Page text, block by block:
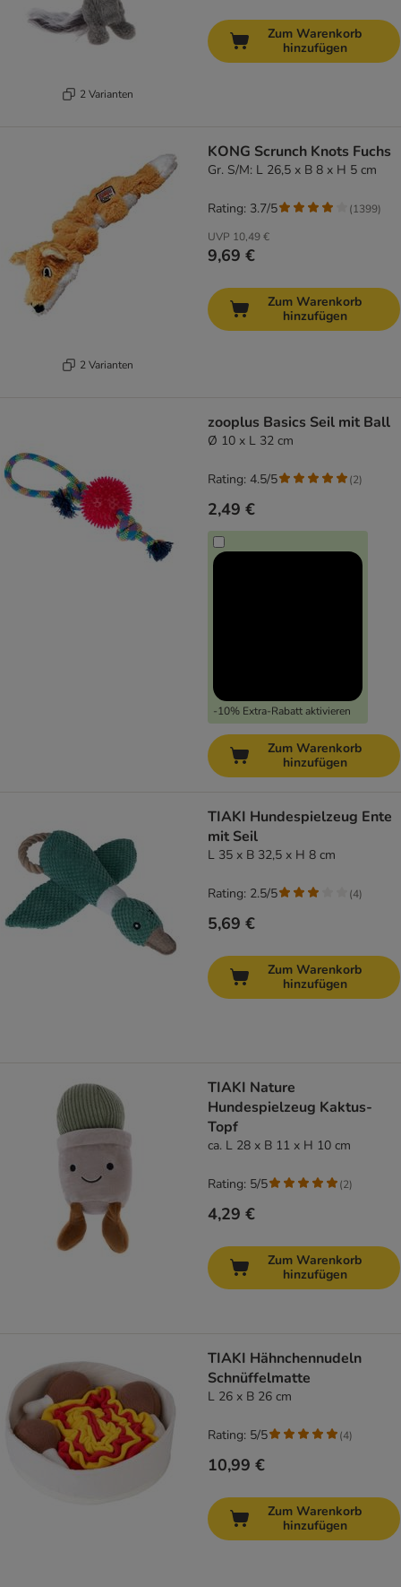
2 Varianten
Zum Warenkorb
hinzufügen
2 Varianten
KONG Scrunch Knots Fuchs
Gr. S/M: L 26,5 x B 8 x H 5 cm
UVP 10,49 €
9,69 €
Rating: 3.7/5 (1399)
Zum Warenkorb
hinzufügen
zooplus Basics Seil mit Ball
Ø 10 x L 32 cm
2,49 €
-10% Extra-Rabatt aktivieren
Rating: 4.5/5 (2)
Zum Warenkorb
hinzufügen
TIAKI Hundespielzeug Ente
mit Seil
L 35 x B 32,5 x H 8 cm
5,69 €
Rating: 2.5/5 (4)
Zum Warenkorb
hinzufügen
TIAKI Nature
Hundespielzeug Kaktus-
Topf
ca. L 28 x B 11 x H 10 cm
4,29 €
Rating: 5/5 (2)
Zum Warenkorb
hinzufügen
TIAKI Hähnchennudeln
Schnüffelmatte
L 26 x B 26 cm
10,99 €
Rating: 5/5 (4)
Zum Warenkorb
hinzufügen